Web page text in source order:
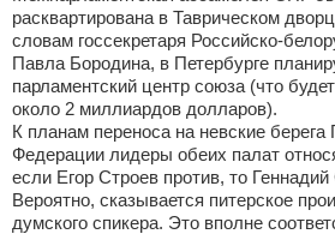
расквартирована в Таврическом
словам госсекретаря Российско-
Павла Бородина, в Петербурге
парламентский центр союза (что
около 2 миллиардов долларов).
К планам переноса на невские
Федерации лидеры обеих палат
если Егор Строев против, то
Вероятно, сказывается питерское
думского спикера. Это вполне